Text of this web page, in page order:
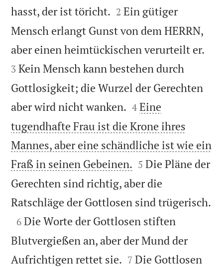
hasst, der ist töricht. 

2 Ein gütiger
Mensch erlangt Gunst von dem HERRN,
aber einen heimtückischen verurteilt er.
3 Kein Mensch kann bestehen durch
Gottlosigkeit; die Wurzel der Gerechten
aber wird nicht wanken. 

4 Eine
tugendhafte Frau ist die Krone ihres
Mannes, aber eine schändliche ist wie ein
Fraß in seinen Gebeinen. 

5 Die Pläne der
Gerechten sind richtig, aber die
Ratschläge der Gottlosen sind trügerisch.

6 Die Worte der Gottlosen stiften
Blutvergießen an, aber der Mund der
Aufrichtigen rettet sie. 

7 Die Gottlosen